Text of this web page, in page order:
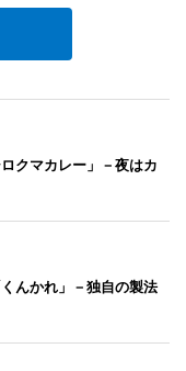
クマカレー」－夜はカ
んかれ」－独自の製法